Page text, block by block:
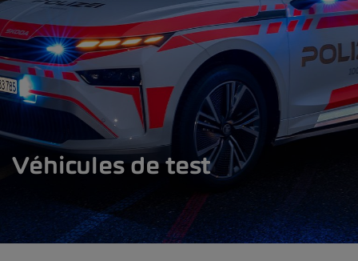
Véhicules de test